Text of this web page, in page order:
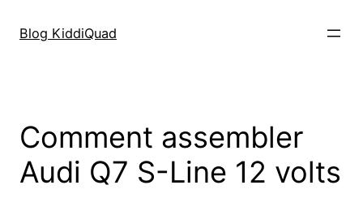
Blog KiddiQuad
Comment assembler
Audi Q7 S-Line 12 volts